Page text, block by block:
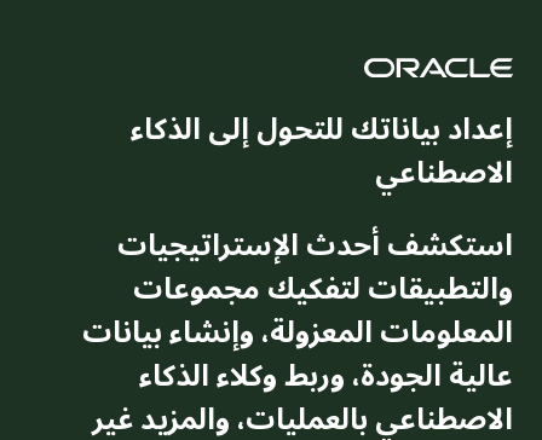
إعداد بياناتك للتحول إلى الذكاء
الاصطناعي
استكشف أحدث الإستراتيجيات
والتطبيقات لتفكيك مجموعات
المعلومات المعزولة، وإنشاء بيانات
عالية الجودة، وربط وكلاء الذكاء
الاصطناعي بالعمليات، والمزيد غير